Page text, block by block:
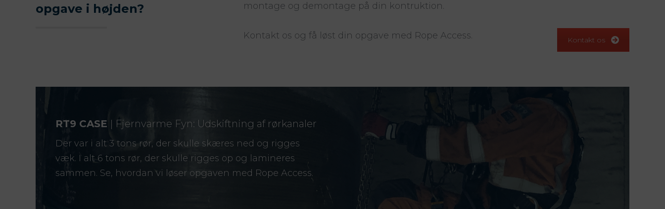
opgave i højden?
montage og demontage på din kontruktion.
Kontakt os og få løst din opgave med Rope Access. Kontakt os
RT9 CASE | Fjernvarme Fyn: Udskiftning af rørkanaler
Der var i alt 3 tons rør, der skulle skæres ned og rigges
væk. I alt 6 tons rør, der skulle rigges op og lamineres
sammen. Se, hvordan vi løser opgaven med Rope Access.